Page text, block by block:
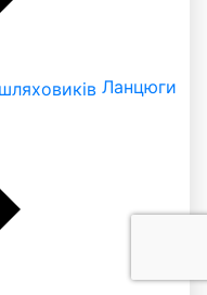
Ланцюги